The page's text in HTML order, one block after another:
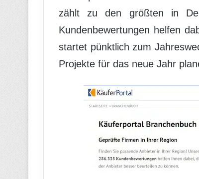
zählt zu den größten in
Kundenbewertungen helfen
startet pünktlich zum
Projekte für das neue Jahr